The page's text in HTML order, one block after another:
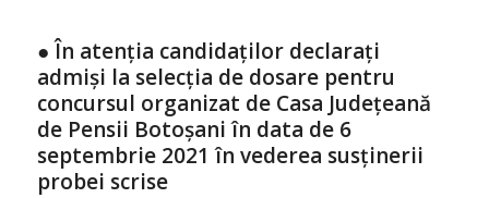
● În atenția candidaților declarați
admiși la selecția de dosare pentru
concursul organizat de Casa Județeană
de Pensii Botoșani în data de 6
septembrie 2021 în vederea susținerii
probei scrise